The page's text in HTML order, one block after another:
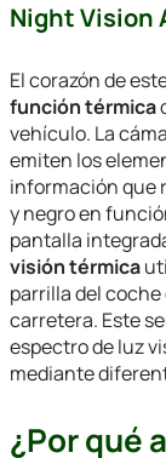
Night Vision
El corazón de
función térmica
vehículo. La
emiten los
información que
y negro en
pantalla
visión térmica
parrilla del
carretera. Este
espectro de luz
mediante
¿Por qué